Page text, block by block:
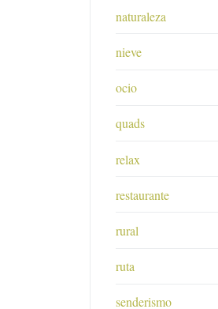
naturaleza
nieve
ocio
quads
relax
restaurante
rural
ruta
senderismo